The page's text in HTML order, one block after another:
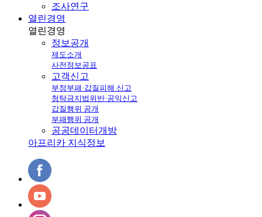
조사연구
열린경영
열린경영
정보공개
제도소개
사전정보공표
고객신고
부정부패·갑질피해 신고
청탁금지법위반·공익신고
갑질행위 공개
부패행위 공개
공공데이터개방
아프리카 지식정보